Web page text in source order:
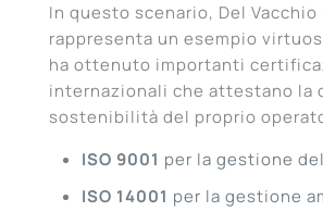
In questo scenario, Del Vacchio
rappresenta un esempio
ha ottenuto importanti
internazionali che attestano la
sostenibilità del proprio
ISO 9001 per la gestione
ISO 14001 per la gestione